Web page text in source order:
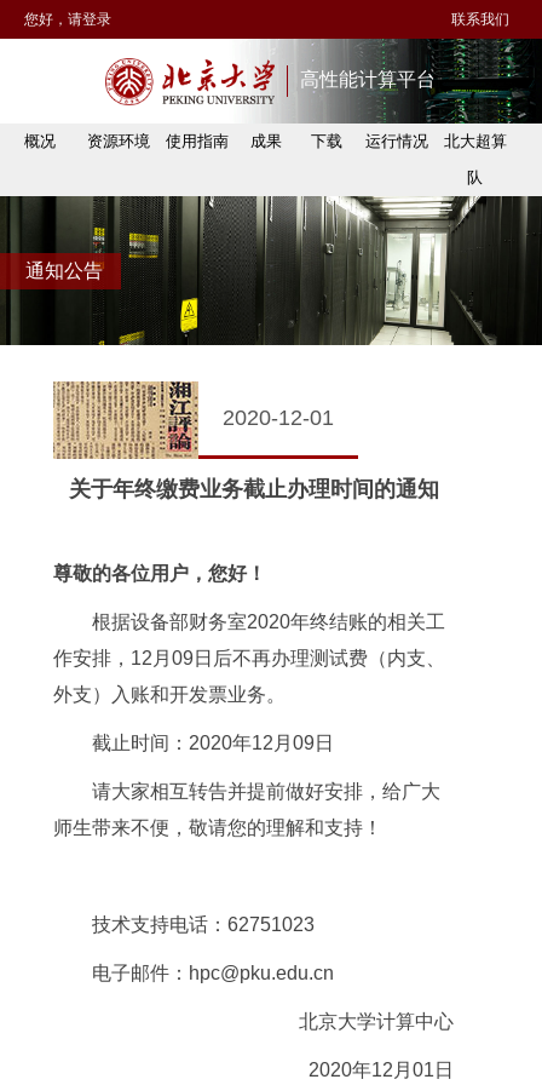
您好，请登录 联系我们
高性能计算平台
概况 资源环境 使用指南 成果 下载 运行情况
北大超算
队
通知公告
2020-12-01
关于年终缴费业务截止办理时间的通知
尊敬的各位用户，您好！
根据设备部财务室2020年终结账的相关工
作安排，12月09日后不再办理测试费（内支、
外支）入账和开发票业务。
截止时间：2020年12月09日
请大家相互转告并提前做好安排，给广大
师生带来不便，敬请您的理解和支持！
技术支持电话：62751023
电子邮件：hpc@pku.edu.cn
北京大学计算中心
2020年12月01日